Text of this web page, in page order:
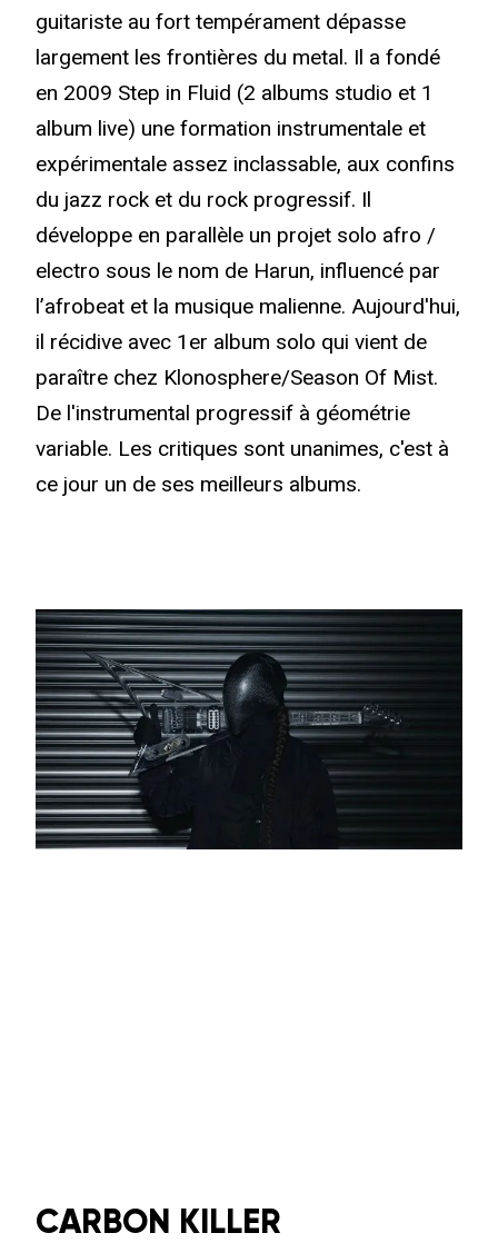
guitariste au fort tempérament dépasse
largement les frontières du metal. Il a fondé
en 2009 Step in Fluid (2 albums studio et 1
album live) une formation instrumentale et
expérimentale assez inclassable, aux confins
du jazz rock et du rock progressif. Il
développe en parallèle un projet solo afro /
electro sous le nom de Harun, influencé par
l’afrobeat et la musique malienne. Aujourd'hui,
il récidive avec 1er album solo qui vient de
paraître chez Klonosphere/Season Of Mist.
De l'instrumental progressif à géométrie
variable. Les critiques sont unanimes, c'est à
ce jour un de ses meilleurs albums.
CARBON KILLER